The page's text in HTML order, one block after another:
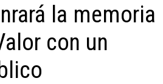
la memoria
con un